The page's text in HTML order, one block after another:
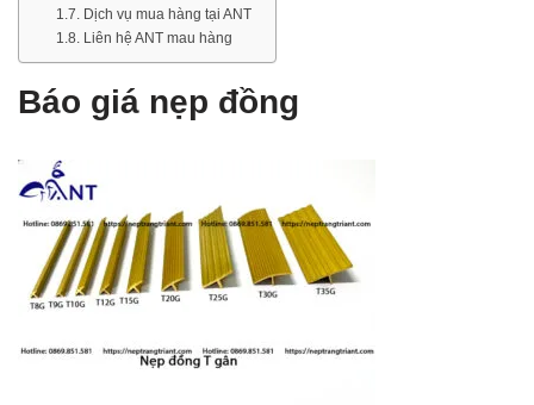
Dịch vụ mua hàng tại ANT
Liên hệ ANT mau hàng
Báo giá nẹp đồng